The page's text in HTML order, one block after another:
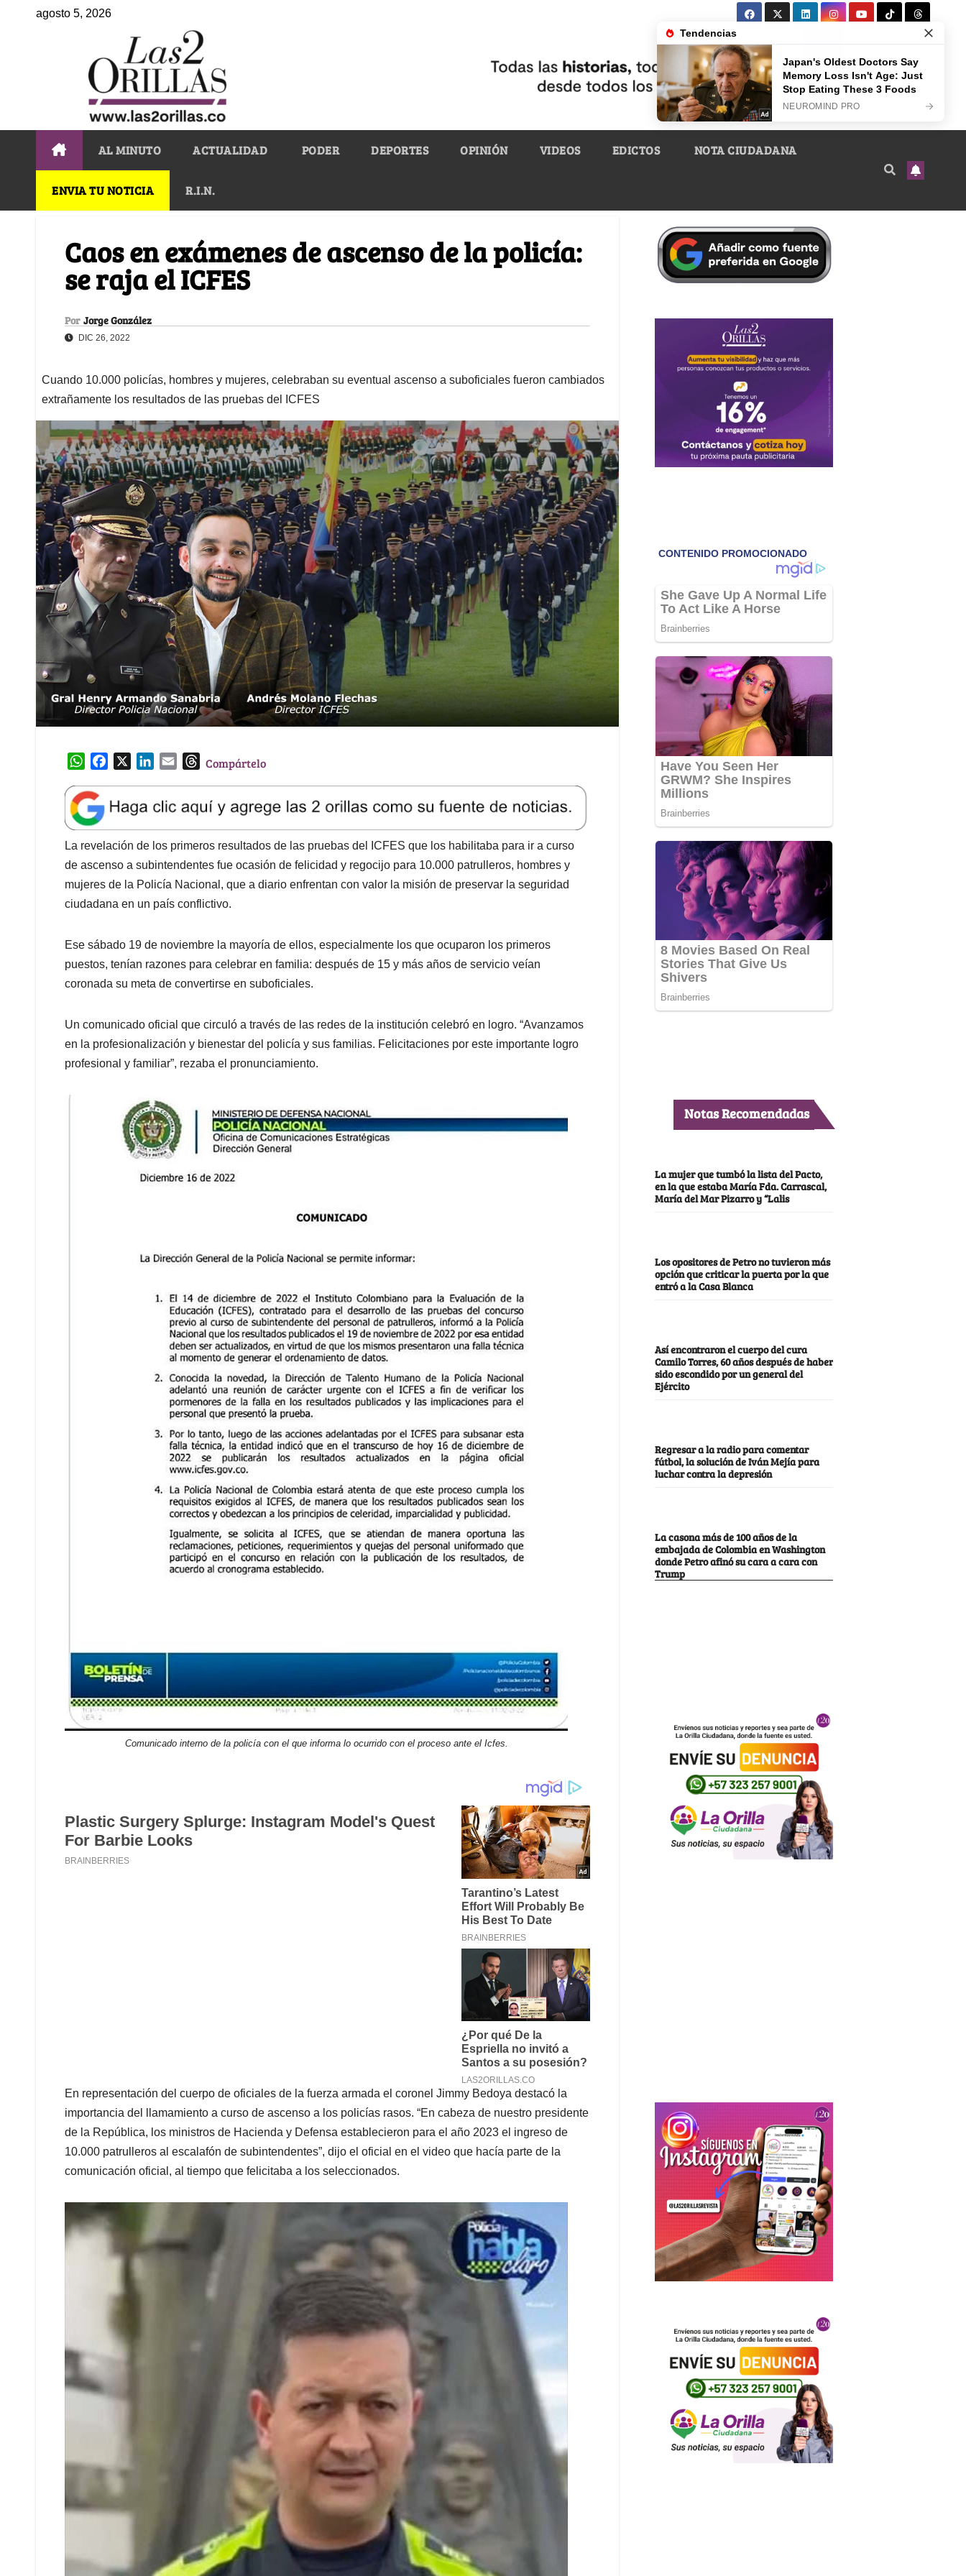
agosto 5, 2026
AL MINUTO ACTUALIDAD PODER DEPORTES OPINIÓN VIDEOS EDICTOS NOTA CIUDADANA
ENVIA TU NOTICIA R.I.N.
Caos en exámenes de ascenso de la policía:
se raja el ICFES
Por Jorge González
DIC 26, 2022
Cuando 10.000 policías, hombres y mujeres, celebraban su eventual ascenso a suboficiales fueron cambiados
extrañamente los resultados de las pruebas del ICFES
W
a
t
s
A
p
p
e
b
o
o
k
k
e
d
I
n
l
T
e
a
d
s
Compártelo
La revelación de los primeros resultados de las pruebas del ICFES que los habilitaba para ir a curso
de ascenso a subintendentes fue ocasión de felicidad y regocijo para 10.000 patrulleros, hombres y
mujeres de la Policía Nacional, que a diario enfrentan con valor la misión de preservar la seguridad
ciudadana en un país conflictivo.
Ese sábado 19 de noviembre la mayoría de ellos, especialmente los que ocuparon los primeros
puestos, tenían razones para celebrar en familia: después de 15 y más años de servicio veían
coronada su meta de convertirse en suboficiales.
Un comunicado oficial que circuló a través de las redes de la institución celebró en logro. “Avanzamos
en la profesionalización y bienestar del policía y sus familias. Felicitaciones por este importante logro
profesional y familiar”, rezaba el pronunciamiento.
Comunicado interno de la policía con el que informa lo ocurrido con el proceso ante el Icfes.
En representación del cuerpo de oficiales de la fuerza armada el coronel Jimmy Bedoya destacó la
importancia del llamamiento a curso de ascenso a los policías rasos. “En cabeza de nuestro presidente
de la República, los ministros de Hacienda y Defensa establecieron para el año 2023 el ingreso de
10.000 patrulleros al escalafón de subintendentes”, dijo el oficial en el video que hacía parte de la
comunicación oficial, al tiempo que felicitaba a los seleccionados.
Notas Recomendadas
La mujer que tumbó la lista del Pacto,
en la que estaba María Fda. Carrascal,
María del Mar Pizarro y “Lalis
Los opositores de Petro no tuvieron más
opción que criticar la puerta por la que
entró a la Casa Blanca
Así encontraron el cuerpo del cura
Camilo Torres, 60 años después de haber
sido escondido por un general del
Ejército
Regresar a la radio para comentar
fútbol, la solución de Iván Mejía para
luchar contra la depresión
La casona más de 100 años de la
embajada de Colombia en Washington
donde Petro afinó su cara a cara con
Trump